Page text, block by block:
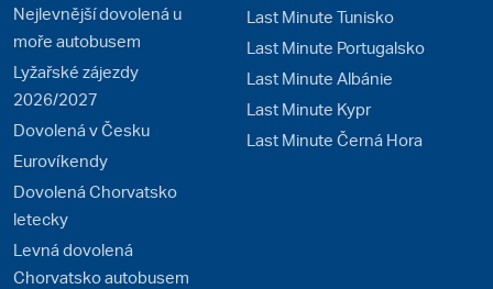
Nejlevnější dovolená u
moře autobusem
Lyžařské zájezdy
2026/2027
Dovolená v Česku
Eurovíkendy
Dovolená Chorvatsko
letecky
Levná dovolená
Chorvatsko autobusem
Last Minute Tunisko
Last Minute Portugalsko
Last Minute Albánie
Last Minute Kypr
Last Minute Černá Hora